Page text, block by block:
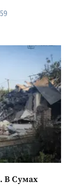
В Сумах